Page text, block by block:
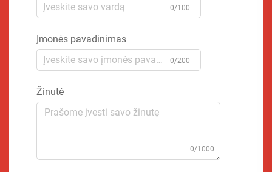
0/100
Įmonės pavadinimas
0/200
Žinutė
0/1000